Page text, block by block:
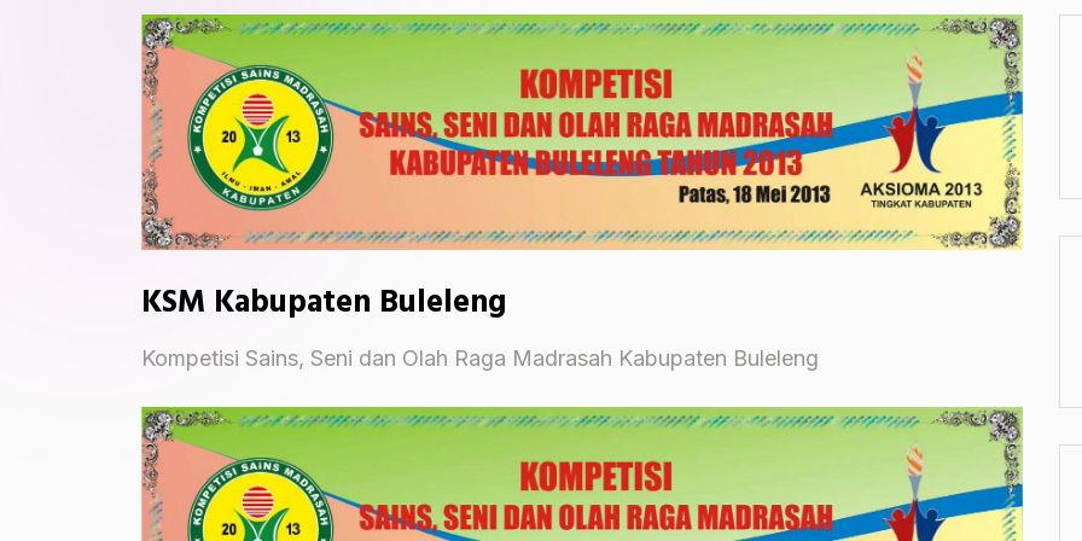
KSM Kabupaten Buleleng
Kompetisi Sains, Seni dan Olah Raga Madrasah Kabupaten Buleleng